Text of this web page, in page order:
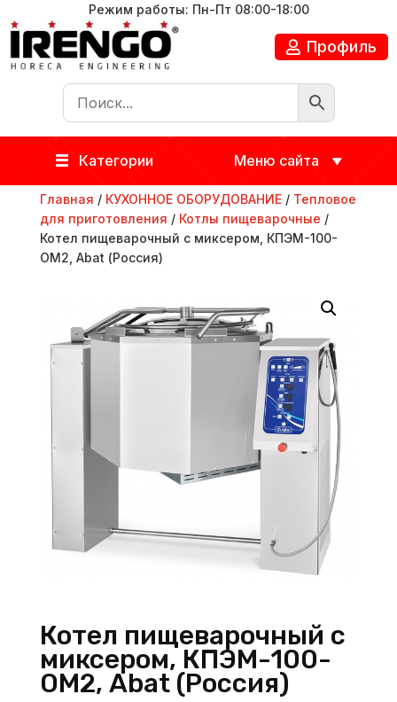
Режим работы: Пн-Пт 08:00-18:00
Профиль
Категории Меню сайта
Главная / КУХОННОЕ ОБОРУДОВАНИЕ/ Тепловое
для приготовления / Котлы пищеварочные /
Котел пищеварочный с миксером, КПЭМ-100-
ОМ2, Abat (Россия)
Котел пищеварочный с
миксером, КПЭМ-100-
ОМ2, Abat (Россия)